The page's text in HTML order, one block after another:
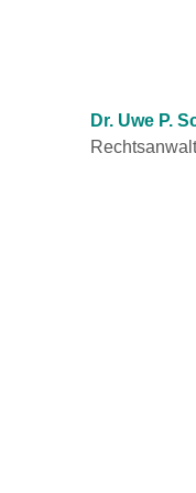
Dr. Uwe P.
Rechtsanwalt